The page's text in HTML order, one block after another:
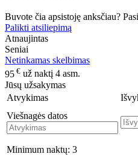
Buvote čia apsistoję anksčiau?
Palikti atsiliepimą
Atnaujintas
Seniai
Netinkamas skelbimas
95 € už naktį 4 asm.
Jūsų užsakymas
Atvykimas
Viešnagės datos
Minimum naktų: 3